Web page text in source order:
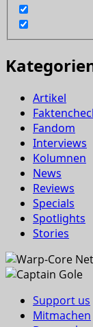
Artikel
Fandom
Interviews
Kolumnen
News
Reviews
Specials
Spotlights
Stories
Support us
Mitmachen